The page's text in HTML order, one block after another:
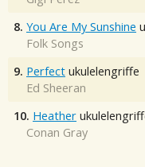
8. You Are My Sunshine
Folk Songs
9. Perfect ukulelengriffe
Ed Sheeran
10. Heather
Conan Gray